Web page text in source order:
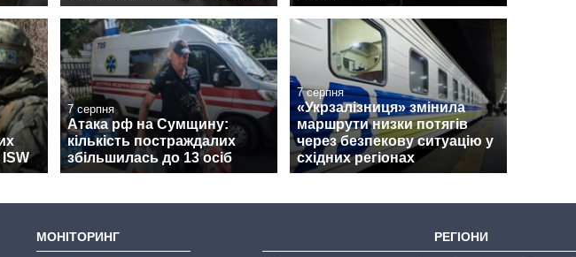
7 серпня
Атака рф на Сумщину:
кількість постраждалих
збільшилась до 13 осіб
7 серпня
«Укрзалізниця» змінила
маршрути низки потягів
через безпекову ситуацію у
східних регіонах
МОНІТОРИНГ РЕГІОНИ